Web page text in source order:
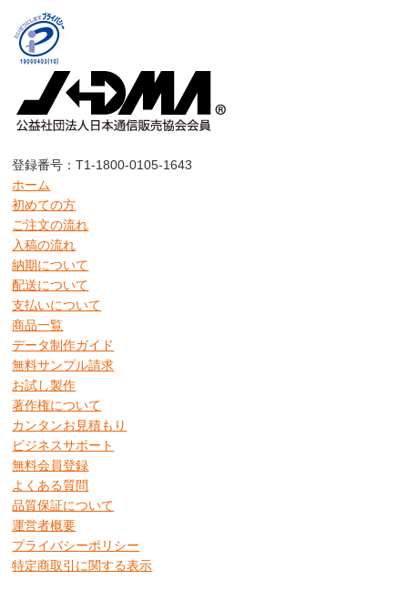
登録番号：T1-1800-0105-1643
ホーム
初めての方
ご注文の流れ
入稿の流れ
納期について
配送について
支払いについて
商品一覧
データ制作ガイド
無料サンプル請求
お試し製作
著作権について
カンタンお見積もり
ビジネスサポート
無料会員登録
よくある質問
品質保証について
運営者概要
プライバシーポリシー
特定商取引に関する表示